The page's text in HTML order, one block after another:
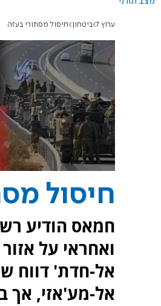
ערוץ 7 ביטחון חיסול מסתורי בעזה
חיסול
חמאס הודיע
ואחראי על
אל-חדת' דווח
אל-מע'אזי, אך